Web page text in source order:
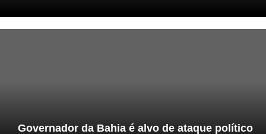
Governador da Bahia é alvo de ataque político